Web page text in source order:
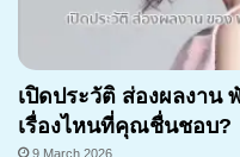
เปิดประวัติ ส่องผลงาน
เรื่องไหนที่คุณชื่นชอบ?
9 March 2026